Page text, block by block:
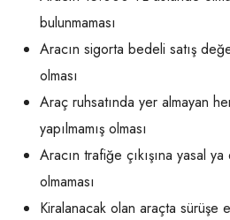
bulunmaması
Aracın sigorta bedeli satış
olması
Araç ruhsatında yer almayan
yapılmamış olması
Aracın trafiğe çıkışına yasal
olmaması
Kiralanacak olan araçta sürüşe